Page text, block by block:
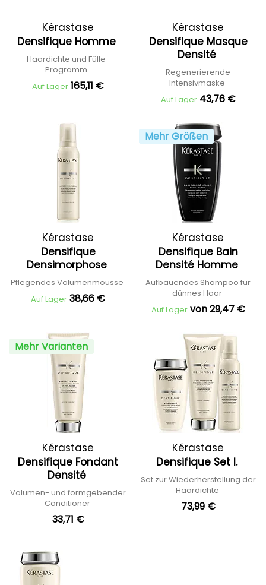
Kérastase
Densifique Homme
Haardichte und Fülle-
Programm.
Auf Lager 165,11 €
Kérastase
Densifique Masque
Densité
Regenerierende
Intensivmaske
Auf Lager 43,76 €
Kérastase
Densifique
Densimorphose
Pflegendes Volumenmousse
Auf Lager 38,66 €
Mehr Größen
Kérastase
Densifique Bain
Densité Homme
Aufbauendes Shampoo für
dünnes Haar
Auf Lager von 29,47 €
Mehr Varianten
Kérastase
Densifique Fondant
Densité
Volumen- und formgebender
Conditioner
33,71 €
Kérastase
Densifique Set I.
Set zur Wiederherstellung der
Haardichte
73,99 €